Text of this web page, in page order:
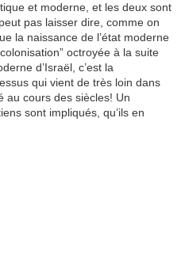
et moderne, et les deux sont
pas laisser dire, comme on
la naissance de l’état moderne
octroyée à la suite
d’Israël, c’est la
qui vient de très loin dans
au cours des siècles! Un
sont impliqués, qu’ils en